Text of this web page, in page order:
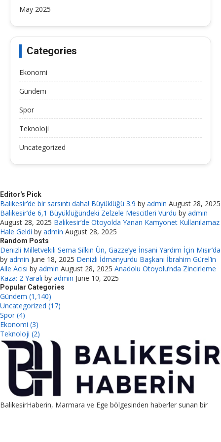
May 2025
Categories
Ekonomi
Gündem
Spor
Teknoloji
Uncategorized
Editor's Pick
Balıkesir’de bir sarsıntı daha! Büyüklüğü 3.9 by admin August 28, 2025
Balıkesir’de 6,1 Büyüklüğündeki Zelzele Mescitleri Vurdu by admin
August 28, 2025 Balıkesir’de Otoyolda Yanan Kamyonet Kullanılamaz
Hale Geldi by admin August 28, 2025
Random Posts
Denizli Milletvekili Sema Silkin Ün, Gazze’ye İnsani Yardım İçin Mısır’da
by admin June 18, 2025 Denizli İdmanyurdu Başkanı İbrahim Gürel’in
Aile Acısı by admin August 28, 2025 Anadolu Otoyolu’nda Zincirleme
Kaza: 2 Yaralı by admin June 10, 2025
Popular Categories
Gündem (1,140)
Uncategorized (17)
Spor (4)
Ekonomi (3)
Teknoloji (2)
BalikesirHaberin, Marmara ve Ege bölgesinden haberler sunan bir